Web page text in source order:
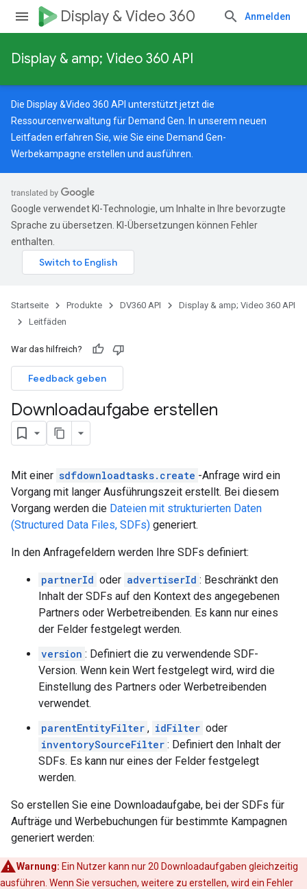
Display & Video 360 Anmelden
Display & amp; Video 360 API
Die Display &Video 360 API unterstützt jetzt die
Ressourcenverwaltung für Demand Gen. In unserem neuen
Leitfaden erfahren Sie, wie Sie eine Demand Gen-
Werbekampagne erstellen und ausführen.
Google verwendet KI-Technologie, um Inhalte in Ihre bevorzugte
Sprache zu übersetzen. KI-Übersetzungen können Fehler
enthalten.
Startseite Produkte DV360 API
Display & amp; Video 360 API
Leitfäden
War das hilfreich?
Feedback geben
Downloadaufgabe erstellen
Mit einer sdfdownloadtasks.create -Anfrage wird ein
Vorgang mit langer Ausführungszeit erstellt. Bei diesem
Vorgang werden die Dateien mit strukturierten Daten
(Structured Data Files, SDFs) generiert.
In den Anfragefeldern werden Ihre SDFs definiert:
partnerId oder advertiserId : Beschränkt den
Inhalt der SDFs auf den Kontext des angegebenen
Partners oder Werbetreibenden. Es kann nur eines
der Felder festgelegt werden.
version : Definiert die zu verwendende SDF-
Version. Wenn kein Wert festgelegt wird, wird die
Einstellung des Partners oder Werbetreibenden
verwendet.
parentEntityFilter , idFilter oder
inventorySourceFilter : Definiert den Inhalt der
SDFs. Es kann nur eines der Felder festgelegt
werden.
So erstellen Sie eine Downloadaufgabe, bei der SDFs für
Aufträge und Werbebuchungen für bestimmte Kampagnen
generiert werden:
Warnung: Ein Nutzer kann nur 20 Downloadaufgaben gleichzeitig
ausführen. Wenn Sie versuchen, weitere zu erstellen, wird ein Fehler